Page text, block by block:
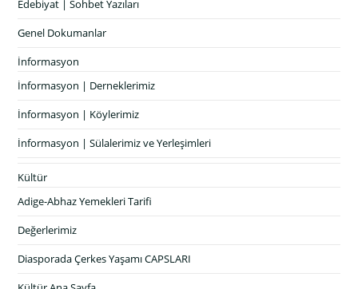
Edebiyat | Sohbet Yazıları
Genel Dokumanlar
İnformasyon
İnformasyon | Derneklerimiz
İnformasyon | Köylerimiz
İnformasyon | Sülalerimiz ve Yerleşimleri
Kültür
Adige-Abhaz Yemekleri Tarifi
Değerlerimiz
Diasporada Çerkes Yaşamı CAPSLARI